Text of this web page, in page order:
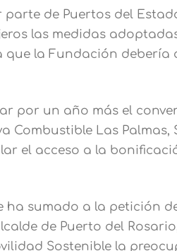
de Puertos del
las medidas
la Fundación debería
por un año más el
Las Palmas,
el acceso a la
ha sumado a la petición
de Puerto del
Sostenible la